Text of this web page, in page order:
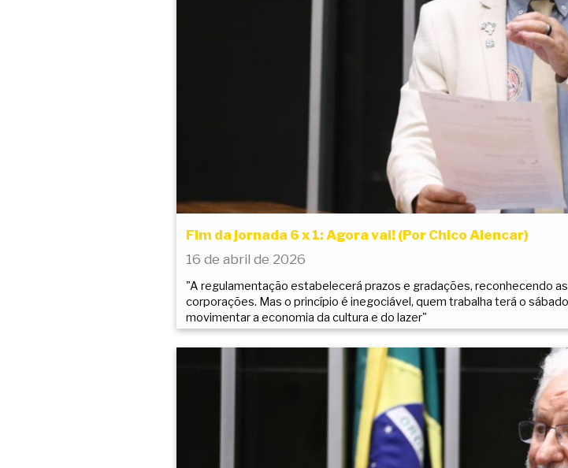
Fim da jornada 6 x 1: Agora vai! (Por Chico Alencar)
16 de abril de 2026
"A regulamentação estabelecerá prazos e gradações, reconhecendo
corporações. Mas o princípio é inegociável, quem trabalha terá o
movimentar a economia da cultura e do lazer"